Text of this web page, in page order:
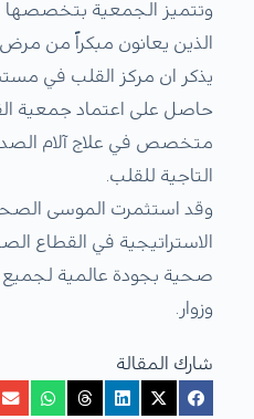
وتتميز الجمعية بتخصصها
الذين يعانون مبكراً من
يذكر ان مركز القلب في
حاصل على اعتماد جمعية
متخصص في علاج آلام الصدر
التاجية للقلب.
وقد استثمرت الموسى
الاستراتيجية في القطاع
صحية بجودة عالمية لجميع
وزوار.
شارك المقالة